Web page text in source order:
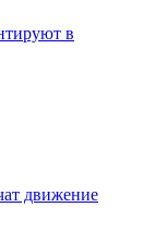
в
движение